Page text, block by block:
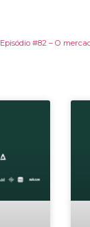
Episódio #82 – O